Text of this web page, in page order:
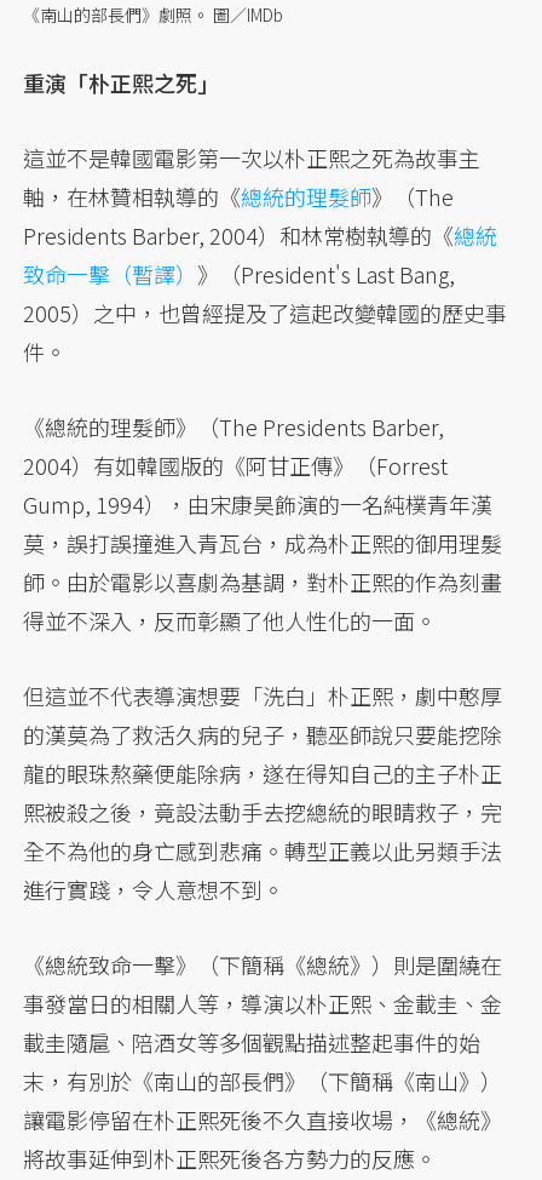
《南山的部長們》劇照。 圖／IMDb
重演「朴正熙之死」
這並不是韓國電影第一次以朴正熙之死為故事主
軸，在林贊相執導的《總統的理髮師》（The
Presidents Barber, 2004）和林常樹執導的《總統
致命一擊（暫譯） 》（President's Last Bang,
2005）之中，也曾經提及了這起改變韓國的歷史事
件。
《總統的理髮師》（The Presidents Barber,
2004）有如韓國版的《阿甘正傳》（Forrest
Gump, 1994），由宋康昊飾演的一名純樸青年漢
莫，誤打誤撞進入青瓦台，成為朴正熙的御用理髮
師。由於電影以喜劇為基調，對朴正熙的作為刻畫
得並不深入，反而彰顯了他人性化的一面。
但這並不代表導演想要「洗白」朴正熙，劇中憨厚
的漢莫為了救活久病的兒子，聽巫師說只要能挖除
龍的眼珠熬藥便能除病，遂在得知自己的主子朴正
熙被殺之後，竟設法動手去挖總統的眼睛救子，完
全不為他的身亡感到悲痛。轉型正義以此另類手法
進行實踐，令人意想不到。
《總統致命一擊》（下簡稱《總統》）則是圍繞在
事發當日的相關人等，導演以朴正熙、金載圭、金
載圭隨扈、陪酒女等多個觀點描述整起事件的始
末，有別於《南山的部長們》（下簡稱《南山》）
讓電影停留在朴正熙死後不久直接收場，《總統》
將故事延伸到朴正熙死後各方勢力的反應。